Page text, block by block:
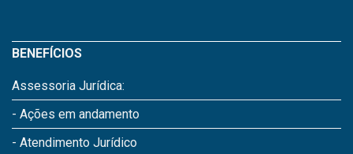
BENEFÍCIOS
Assessoria Jurídica:
- Ações em andamento
- Atendimento Jurídico